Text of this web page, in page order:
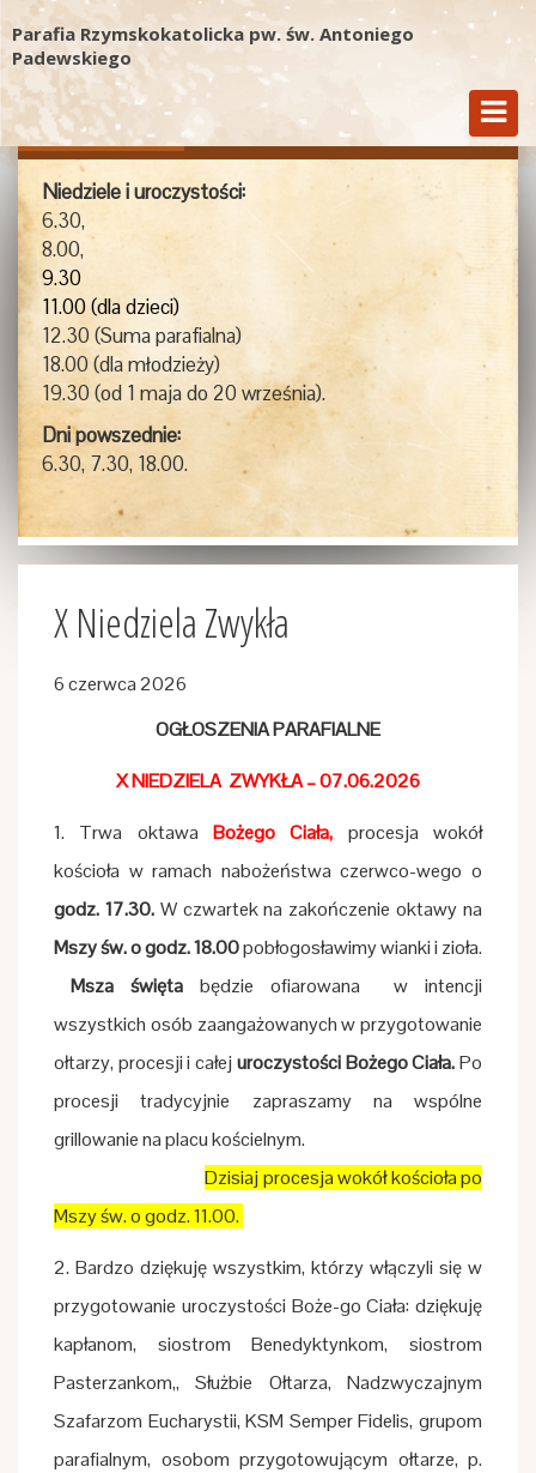
Parafia Rzymskokatolicka pw. św. Antoniego
Padewskiego
Msze Św.
Niedziele i uroczystości:
6.30,
8.00,
9.30
11.00 (dla dzieci)
12.30 (Suma parafialna)
18.00 (dla młodzieży)
19.30 (od 1 maja do 20 września).
Dni powszednie:
6.30, 7.30, 18.00.
X Niedziela Zwykła
6 czerwca 2026
OGŁOSZENIA PARAFIALNE
X NIEDZIELA ZWYKŁA – 07.06.2026
1. Trwa oktawa Bożego Ciała, procesja wokół
kościoła w ramach nabożeństwa czerwco-wego o
godz. 17.30.W czwartek na zakończenie oktawy na
Mszy św. o godz. 18.00pobłogosławimy wianki i zioła.
Msza święta będzie ofiarowana w intencji
wszystkich osób zaangażowanych w przygotowanie
ołtarzy, procesji i całej uroczystości Bożego Ciała.Po
procesji tradycyjnie zapraszamy na wspólne
grillowanie na placu kościelnym.
Dzisiaj procesja wokół kościoła po
Mszy św. o godz. 11.00.
2. Bardzo dziękuję wszystkim, którzy włączyli się w
przygotowanie uroczystości Boże-go Ciała: dziękuję
kapłanom, siostrom Benedyktynkom, siostrom
Pasterzankom,, Służbie Ołtarza, Nadzwyczajnym
Szafarzom Eucharystii, KSM Semper Fidelis, grupom
parafialnym, osobom przygotowującym ołtarze, p.